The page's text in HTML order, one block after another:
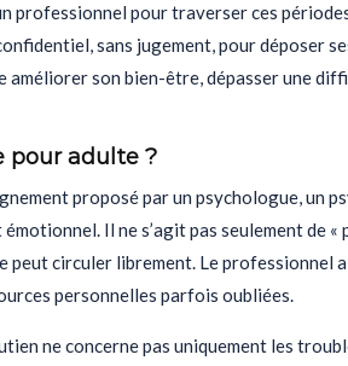
professionnel pour traverser ces
sans jugement, pour déposer
améliorer son bien-être, dépasser une
pour adulte ?
proposé par un psychologue, un
Il ne s’agit pas seulement de «
peut circuler librement. Le professionnel
personnelles parfois oubliées.
ne concerne pas uniquement les